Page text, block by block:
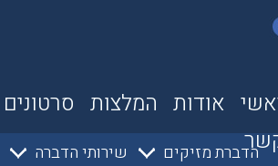
אודות המלצות סרטונים
הדברת מזיקים שירותי הדברה